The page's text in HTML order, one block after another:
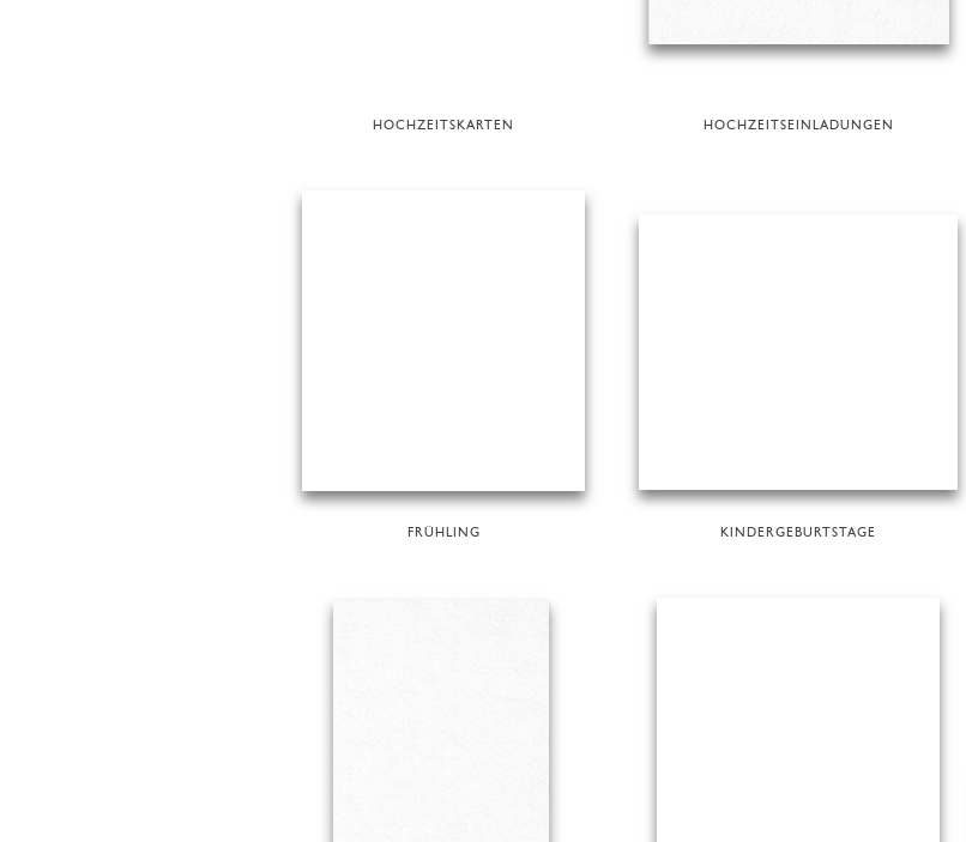
HOCHZEITSKARTEN HOCHZEITSEINLADUNGEN
FRÜHLING KINDERGEBURTSTAGE